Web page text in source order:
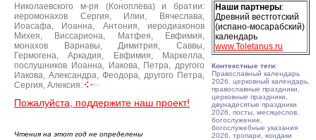
Николаевского м-ря (Коноплева) и братии:
иеромонахов Сергия, Илии, Вячеслава,
Иоасафа, Иоанна, Антония, иеродиаконов
Михея, Виссариона, Матфея, Евфимия,
монахов Варнавы, Димитрия, Саввы,
Гермогена, Аркадия, Евфимия, Маркелла,
послушников Иоанна, Иакова, Петра, другого
Иакова, Александра, Феодора, другого Петра,
Сергия, Алексия.
Пожалуйста, поддержите наш проект!
Чтения на этот год не определены
Наши партнеры:
Древний вестготский
(испано-мосарабский)
календарь
www.Toletanus.ru
Контекстные теги:
Православный календарь
2026, церковный календарь,
православные праздники,
церковные праздники,
двунадесятые праздники
2026, посты, месяцеслов,
богослужение,
богослужебные указания
2026, тропари, кондаки